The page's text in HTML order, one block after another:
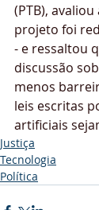
(PTB),
projeto foi
- e ressaltou
discussão
menos
leis escritas
artificiais
Justiça
Tecnologia
Política